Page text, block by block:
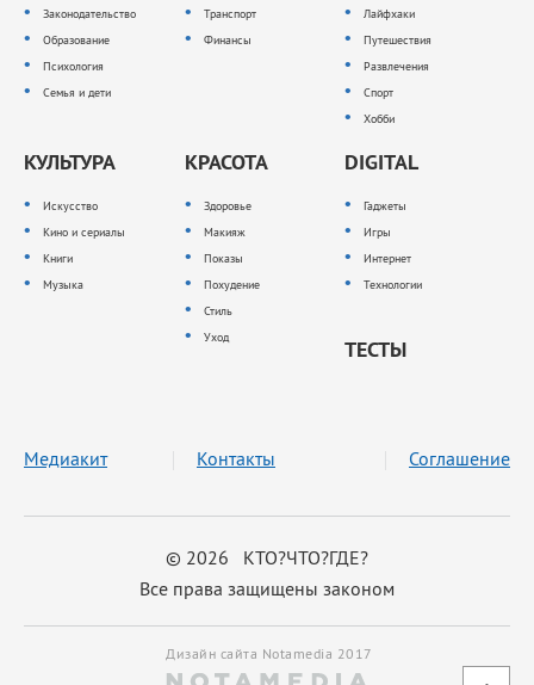
Законодательство
Образование
Психология
Семья и дети
Транспорт
Финансы
Лайфхаки
Путешествия
Развлечения
Спорт
Хобби
КУЛЬТУРА
Искусство
Кино и сериалы
Книги
Музыка
КРАСОТА
Здоровье
Макияж
Показы
Похудение
Стиль
Уход
DIGITAL
Гаджеты
Игры
Интернет
Технологии
ТЕСТЫ
© 2026 КТО?ЧТО?ГДЕ?
Все права защищены законом
Медиакит Контакты Соглашение
Дизайн сайта Notamedia 2017